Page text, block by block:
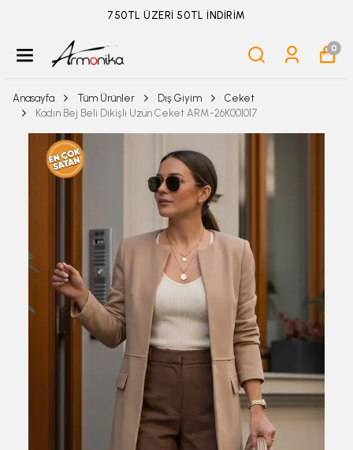
ÜYELİKSİZ SİPARİŞ İADE TALEBİ İÇİN TIKLA
0
Anasayfa Tüm Ürünler Dış Giyim
Ceket
Kadın Bej Beli Dikişli Uzun Ceket ARM-26K001017